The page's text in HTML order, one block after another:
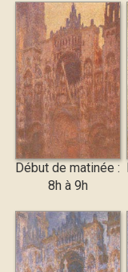
Début de matinée :
8h à 9h